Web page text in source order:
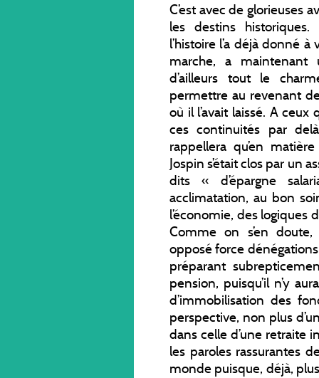
C’est avec de glorieuses
les destins
l’histoire l’a déjà donné
marche, a maintenant
d’ailleurs tout le
permettre au revenant
où il l’avait laissé. A
ces continuités par
rappellera qu’en
Jospin s’était clos par un
dits « d’épargne
acclimatation, au bon
l’économie, des logiques
Comme on s’en
opposé force dénégations
préparant
pension, puisqu’il n’y
d’immobilisation des
perspective, non plus
dans celle d’une retraite
les paroles rassurantes
monde puisque, déjà,